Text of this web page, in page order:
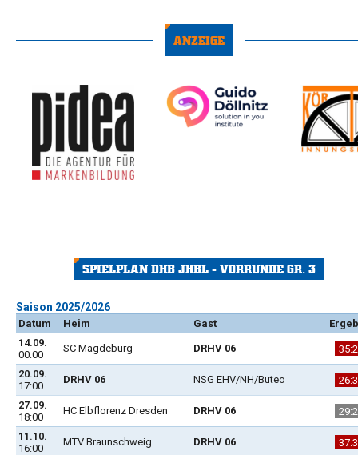
ANZEIGE
SPIELPLAN DHB JHBL - VORRUNDE GR. 3
Saison 2025/2026
Datum Heim Gast
14.09.
00:00
SC Magdeburg DRHV 06
20.09.
17:00
DRHV 06 NSG EHV/NH/Buteo
27.09.
18:00
HC Elbflorenz Dresden DRHV 06
11.10.
16:00
MTV Braunschweig DRHV 06